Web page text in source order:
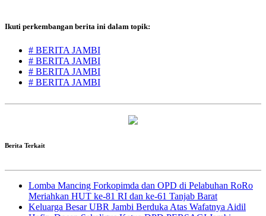
Ikuti perkembangan berita ini dalam topik:
# BERITA JAMBI
# BERITA JAMBI
# BERITA JAMBI
# BERITA JAMBI
Berita Terkait
Lomba Mancing Forkopimda dan OPD di Pelabuhan RoRo
Meriahkan HUT ke-81 RI dan ke-61 Tanjab Barat
Keluarga Besar UBR Jambi Berduka Atas Wafatnya Aidil